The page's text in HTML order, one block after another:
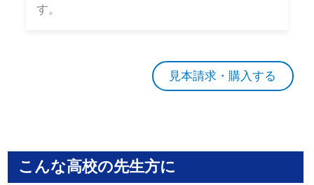
す。
見本請求・購入する
こんな高校の先生方に